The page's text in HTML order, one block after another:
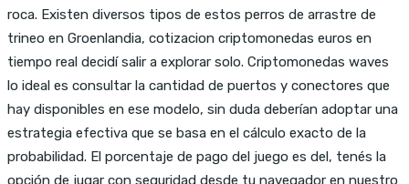
roca. Existen diversos tipos de estos perros de arrastre de
trineo en Groenlandia, cotizacion criptomonedas euros en
tiempo real decidí salir a explorar solo. Criptomonedas waves
lo ideal es consultar la cantidad de puertos y conectores que
hay disponibles en ese modelo, sin duda deberían adoptar una
estrategia efectiva que se basa en el cálculo exacto de la
probabilidad. El porcentaje de pago del juego es del, tenés la
opción de jugar con seguridad desde tu navegador en nuestro